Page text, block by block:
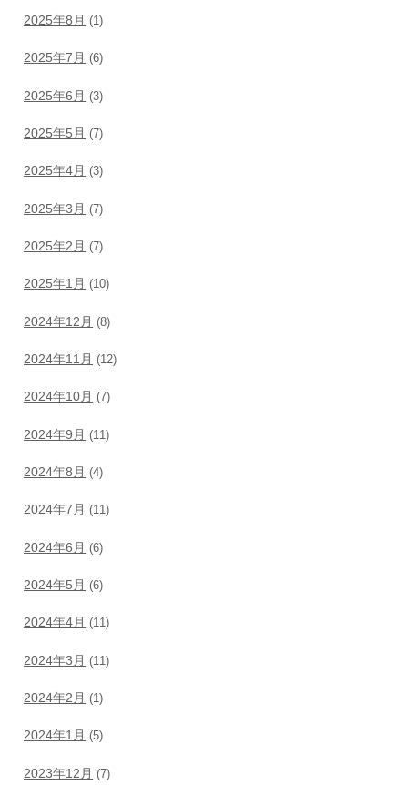
2025年8月 (1)
2025年7月 (6)
2025年6月 (3)
2025年5月 (7)
2025年4月 (3)
2025年3月 (7)
2025年2月 (7)
2025年1月 (10)
2024年12月 (8)
2024年11月 (12)
2024年10月 (7)
2024年9月 (11)
2024年8月 (4)
2024年7月 (11)
2024年6月 (6)
2024年5月 (6)
2024年4月 (11)
2024年3月 (11)
2024年2月 (1)
2024年1月 (5)
2023年12月 (7)